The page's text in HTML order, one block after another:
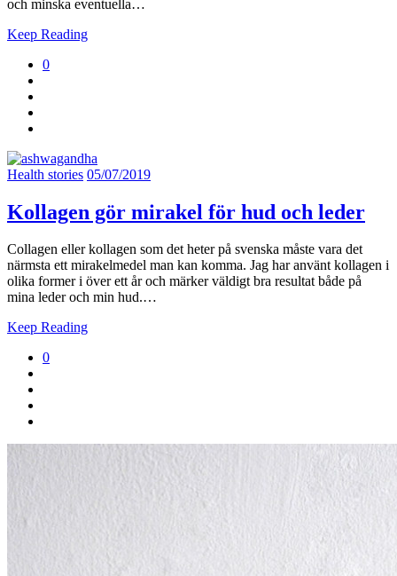
och minska eventuella…
Keep Reading
0
Health stories 05/07/2019
Kollagen gör mirakel för hud och leder
Collagen eller kollagen som det heter på svenska måste vara det
närmsta ett mirakelmedel man kan komma. Jag har använt kollagen i
olika former i över ett år och märker väldigt bra resultat både på
mina leder och min hud.…
Keep Reading
0